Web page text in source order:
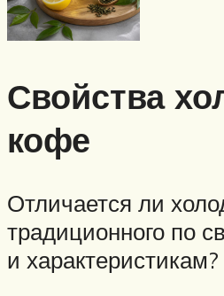
Свойства
кофе
Отличается ли
традиционного по
и характеристикам?